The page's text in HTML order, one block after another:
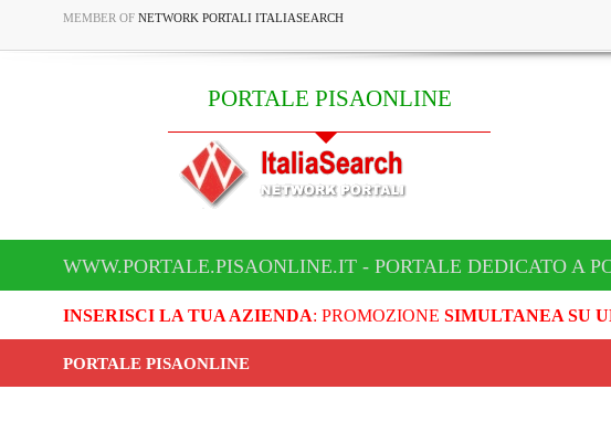
MEMBER OF NETWORK PORTALI ITALIASEARCH
PORTALE PISAONLINE
WWW.PORTALE.PISAONLINE.IT - PORTALE DEDICATO A
INSERISCI LA TUA AZIENDA: PROMOZIONE SIMULTANEA SU
PORTALE PISAONLINE